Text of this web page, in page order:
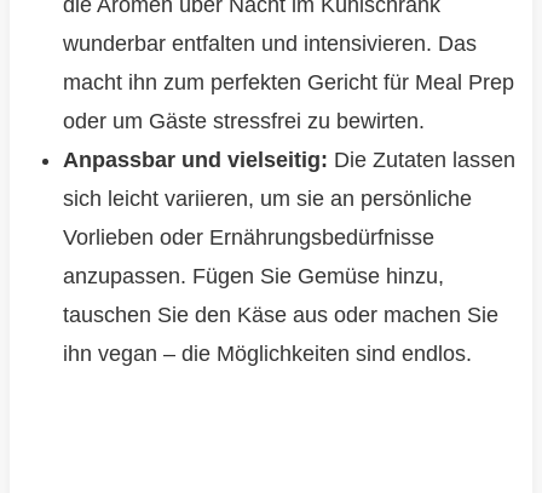
die Aromen über Nacht im Kühlschrank
wunderbar entfalten und intensivieren. Das
macht ihn zum perfekten Gericht für Meal Prep
oder um Gäste stressfrei zu bewirten.
Anpassbar und vielseitig: Die Zutaten lassen
sich leicht variieren, um sie an persönliche
Vorlieben oder Ernährungsbedürfnisse
anzupassen. Fügen Sie Gemüse hinzu,
tauschen Sie den Käse aus oder machen Sie
ihn vegan – die Möglichkeiten sind endlos.